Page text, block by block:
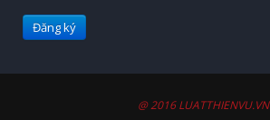
@ 2016 LUATTHIENVU.VN